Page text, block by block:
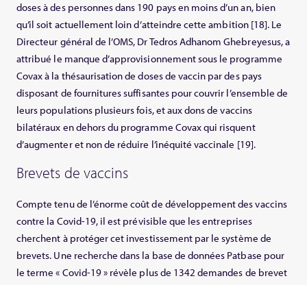
doses à des personnes dans 190 pays en moins d’un an, bien
qu’il soit actuellement loin d’atteindre cette ambition [18]. Le
Directeur général de l’OMS, Dr Tedros Adhanom Ghebreyesus, a
attribué le manque d’approvisionnement sous le programme
Covax à la thésaurisation de doses de vaccin par des pays
disposant de fournitures suffisantes pour couvrir l’ensemble de
leurs populations plusieurs fois, et aux dons de vaccins
bilatéraux en dehors du programme Covax qui risquent
d’augmenter et non de réduire l’inéquité vaccinale [19].
Brevets de vaccins
Compte tenu de l’énorme coût de développement des vaccins
contre la Covid-19, il est prévisible que les entreprises
cherchent à protéger cet investissement par le système de
brevets. Une recherche dans la base de données Patbase pour
le terme « Covid-19 » révèle plus de 1342 demandes de brevet